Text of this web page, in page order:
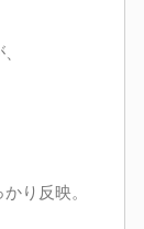
り反映。